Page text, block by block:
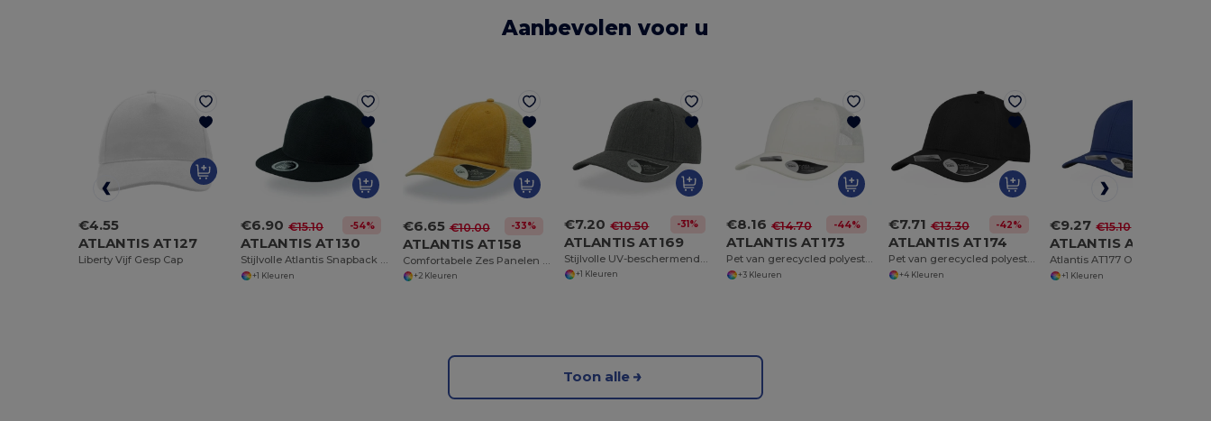
Aanbevolen voor u
€4.55
ATLANTIS AT127
Liberty Vijf Gesp Cap
€6.90 €15.10 -54%
ATLANTIS AT130
Stijlvolle Atlantis Snapback Cap voor Urban Look
+1 Kleuren
€6.65 €10.00 -33%
ATLANTIS AT158
+2 Kleuren
€7.20 €10.50 -31%
ATLANTIS AT169
Stijlvolle UV-beschermende Zonnepet
+1 Kleuren
€8.16 €14.70 -44%
ATLANTIS AT173
Pet van gerecycled polyester
+3 Kleuren
€7.71 €13.30 -42%
ATLANTIS AT174
Pet van gerecycled polyester
+4 Kleuren
€9.27 €15.10
ATLANTIS AT177
+1 Kleuren
Toon alle